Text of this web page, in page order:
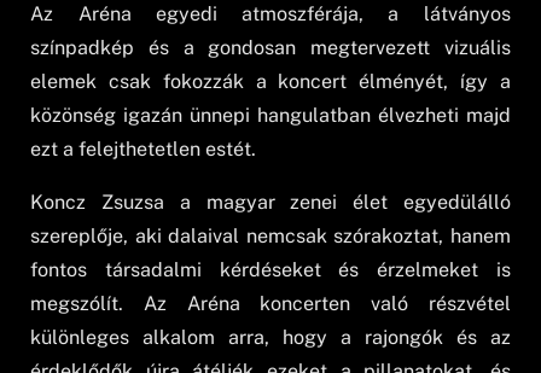
Az Aréna egyedi atmoszférája, a látványos
színpadkép és a gondosan megtervezett vizuális
elemek csak fokozzák a koncert élményét, így a
közönség igazán ünnepi hangulatban élvezheti majd
ezt a felejthetetlen estét.
Koncz Zsuzsa a magyar zenei élet egyedülálló
szereplője, aki dalaival nemcsak szórakoztat, hanem
fontos társadalmi kérdéseket és érzelmeket is
megszólít. Az Aréna koncerten való részvétel
különleges alkalom arra, hogy a rajongók és az